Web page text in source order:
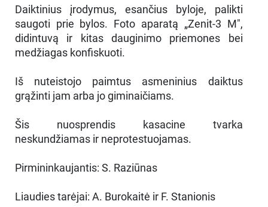
Daiktinius įrodymus, esančius byloje, palikti
saugoti prie bylos. Foto aparatą „Zenit-3 M",
didintuvą ir kitas dauginimo priemones bei
medžiagas konfiskuoti.
Iš nuteistojo paimtus asmeninius daiktus
grąžinti jam arba jo giminaičiams.
Šis nuosprendis kasacine tvarka
neskundžiamas ir neprotestuojamas.
Pirmininkaujantis: S. Raziūnas
Liaudies tarėjai: A. Burokaitė ir F. Stanionis